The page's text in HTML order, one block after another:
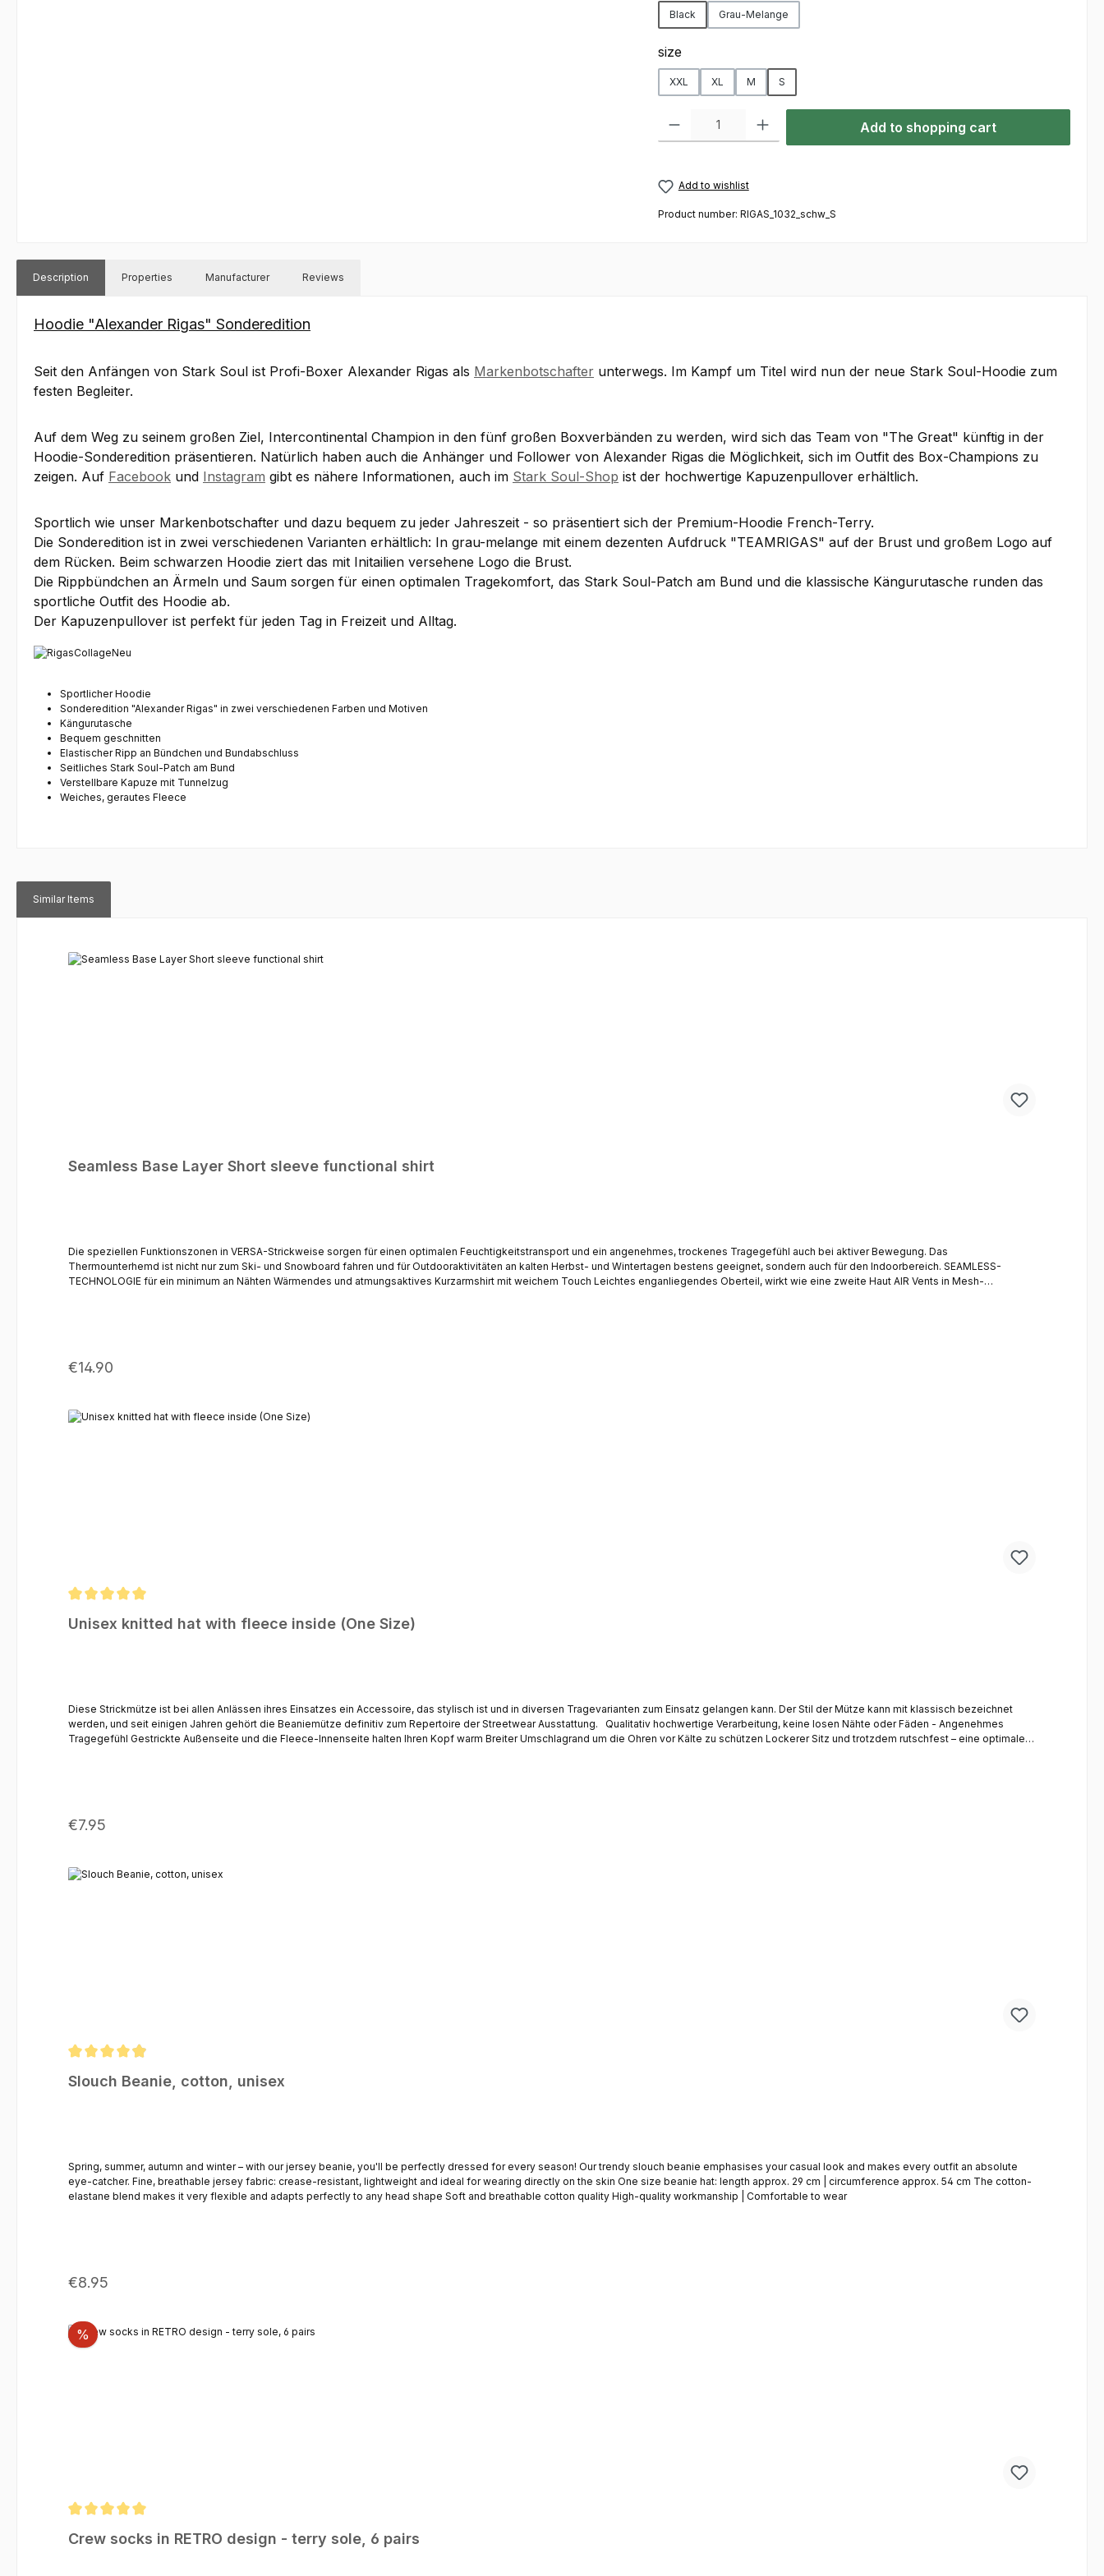
Black Grau-Melange
Select
size
XXL XL M S
Product Quantity: Enter the desired amount or use the buttons to increase or
Add to shopping cart
Add to wishlist
Product number: RIGAS_1032_schw_S
Description Properties Manufacturer Reviews
Hoodie "Alexander Rigas" Sonderedition
Seit den Anfängen von Stark Soul ist Profi-Boxer Alexander Rigas als Markenbotschafter unterwegs. Im Kampf um Titel wird nun der neue Stark Soul-Hoodie zum
festen Begleiter.
Auf dem Weg zu seinem großen Ziel, Intercontinental Champion in den fünf großen Boxverbänden zu werden, wird sich das Team von "The Great" künftig in der
Hoodie-Sonderedition präsentieren. Natürlich haben auch die Anhänger und Follower von Alexander Rigas die Möglichkeit, sich im Outfit des Box-Champions zu
zeigen. Auf Facebook und Instagram gibt es nähere Informationen, auch im Stark Soul-Shop ist der hochwertige Kapuzenpullover erhältlich.
Sportlich wie unser Markenbotschafter und dazu bequem zu jeder Jahreszeit - so präsentiert sich der Premium-Hoodie French-Terry.
Die Sonderedition ist in zwei verschiedenen Varianten erhältlich: In grau-melange mit einem dezenten Aufdruck "TEAMRIGAS" auf der Brust und großem Logo auf
dem Rücken. Beim schwarzen Hoodie ziert das mit Initailien versehene Logo die Brust.
Die Rippbündchen an Ärmeln und Saum sorgen für einen optimalen Tragekomfort, das Stark Soul-Patch am Bund und die klassische Kängurutasche runden das
sportliche Outfit des Hoodie ab.
Der Kapuzenpullover ist perfekt für jeden Tag in Freizeit und Alltag.
Sportlicher Hoodie
Sonderedition "Alexander Rigas" in zwei verschiedenen Farben und Motiven
Kängurutasche
Bequem geschnitten
Elastischer Ripp an Bündchen und Bundabschluss
Seitliches Stark Soul-Patch am Bund
Verstellbare Kapuze mit Tunnelzug
Weiches, gerautes Fleece
Similar Items
Seamless Base Layer Short sleeve functional shirt
Die speziellen Funktionszonen in VERSA-Strickweise sorgen für einen optimalen Feuchtigkeitstransport und ein angenehmes, trockenes Tragegefühl auch bei aktiver Bewegung. Das
Thermounterhemd ist nicht nur zum Ski- und Snowboard fahren und für Outdooraktivitäten an kalten Herbst- und Wintertagen bestens geeignet, sondern auch für den Indoorbereich. SEAMLESS-
TECHNOLOGIE für ein minimum an Nähten Wärmendes und atmungsaktives Kurzarmshirt mit weichem Touch Leichtes enganliegendes Oberteil, wirkt wie eine zweite Haut AIR Vents in Mesh-
Regular price:
€14.90
Unisex knitted hat with fleece inside (One Size)
Diese Strickmütze ist bei allen Anlässen ihres Einsatzes ein Accessoire, das stylisch ist und in diversen Tragevarianten zum Einsatz gelangen kann. Der Stil der Mütze kann mit klassisch bezeichnet
werden, und seit einigen Jahren gehört die Beaniemütze definitiv zum Repertoire der Streetwear Ausstattung. Qualitativ hochwertige Verarbeitung, keine losen Nähte oder Fäden - Angenehmes
Tragegefühl Gestrickte Außenseite und die Fleece-Innenseite halten Ihren Kopf warm Breiter Umschlagrand um die Ohren vor Kälte zu schützen Lockerer Sitz und trotzdem rutschfest – eine optimale
Regular price:
€7.95
Slouch Beanie, cotton, unisex
Spring, summer, autumn and winter – with our jersey beanie, you'll be perfectly dressed for every season! Our trendy slouch beanie emphasises your casual look and makes every outfit an absolute
eye-catcher. Fine, breathable jersey fabric: crease-resistant, lightweight and ideal for wearing directly on the skin One size beanie hat: length approx. 29 cm | circumference approx. 54 cm The cotton-
elastane blend makes it very flexible and adapts perfectly to any head shape Soft and breathable cotton quality High-quality workmanship | Comfortable to wear
Regular price:
€8.95
% Discount
Crew socks in RETRO design - terry sole, 6 pairs